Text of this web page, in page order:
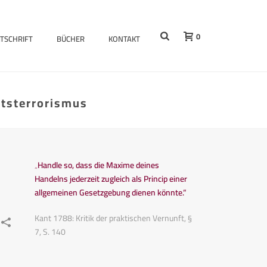
BÜCHER KONTAKT 0
„Handle so, dass die Maxime deines
Handelns jederzeit zugleich als Princip einer
allgemeinen Gesetzgebung dienen könnte.“
Kant 1788: Kritik der praktischen Vernunft, §
7, S. 140